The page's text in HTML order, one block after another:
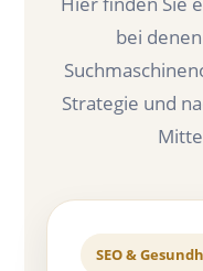
bei
Strategie und
SEO &